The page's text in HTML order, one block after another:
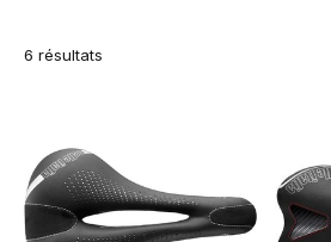
6 résultats